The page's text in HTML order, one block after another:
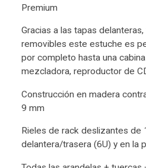
Premium
Gracias a las tapas
removibles este estuche es
por completo hasta una
mezcladora, reproductor de
Construcción en madera
9 mm
Rieles de rack deslizantes de
delantera/trasera (6U) y en la